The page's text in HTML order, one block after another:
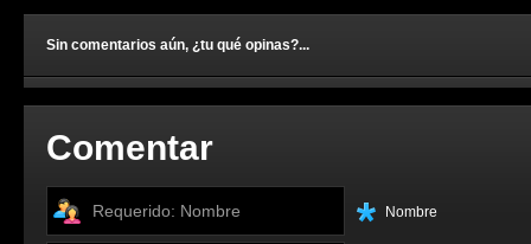
Sin comentarios aún, ¿tu qué opinas?...
Comentar
Nombre